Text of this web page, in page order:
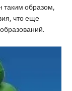
таким образом,
что еще